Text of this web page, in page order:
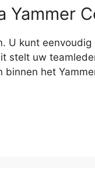
Yammer
U kunt
stelt uw
binnen het